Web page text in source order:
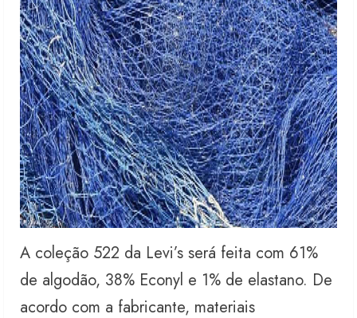
A coleção 522 da Levi’s será feita com 61%
de algodão, 38% Econyl e 1% de elastano. De
acordo com a fabricante, materiais